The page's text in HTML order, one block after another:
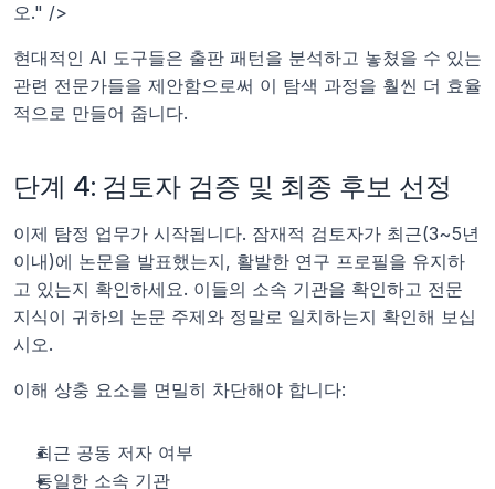
오." />
현대적인 AI 도구들은 출판 패턴을 분석하고 놓쳤을 수 있는
관련 전문가들을 제안함으로써 이 탐색 과정을 훨씬 더 효율
적으로 만들어 줍니다.
단계 4: 검토자 검증 및 최종 후보 선정
이제 탐정 업무가 시작됩니다. 잠재적 검토자가 최근(3~5년
이내)에 논문을 발표했는지, 활발한 연구 프로필을 유지하
고 있는지 확인하세요. 이들의 소속 기관을 확인하고 전문
지식이 귀하의 논문 주제와 정말로 일치하는지 확인해 보십
시오.
이해 상충 요소를 면밀히 차단해야 합니다:
최근 공동 저자 여부
동일한 소속 기관